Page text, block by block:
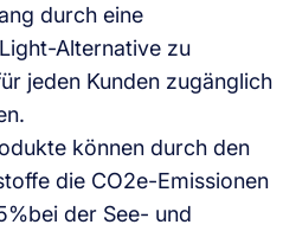
durch eine
Alternative zu
jeden Kunden zugänglich
können durch den
die CO2e-Emissionen
der See- und